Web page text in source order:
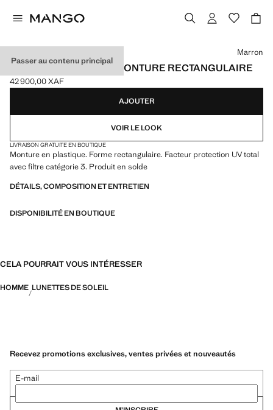
Passer au contenu principal
LUNETTES DE SOLEIL MONTURE RECTANGULAIRE
Prix actuel [42 900,00 XAF ]
42 900,00 XAF
Choisissez une couleur
Marron
AJOUTER
VOIR LE LOOK
LIVRAISON GRATUITE EN BOUTIQUE
Monture en plastique. Forme rectangulaire. Facteur protection UV total
avec filtre catégorie 3. Produit en solde
DÉTAILS, COMPOSITION ET ENTRETIEN
DISPONIBILITÉ EN BOUTIQUE
CELA POURRAIT VOUS INTÉRESSER
HOMME LUNETTES DE SOLEIL
Recevez promotions exclusives, ventes privées et nouveautés
E-mail